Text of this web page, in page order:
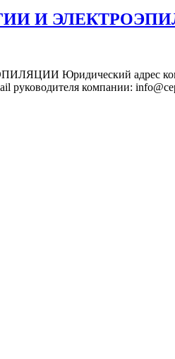
И
Юридический адрес
руководителя компании: